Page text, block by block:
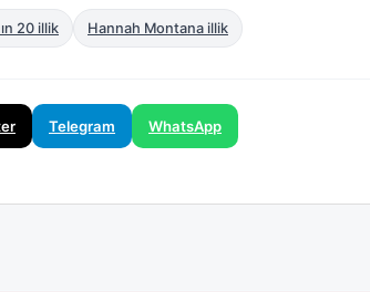
20 illik Hannah Montana illik
Telegram WhatsApp